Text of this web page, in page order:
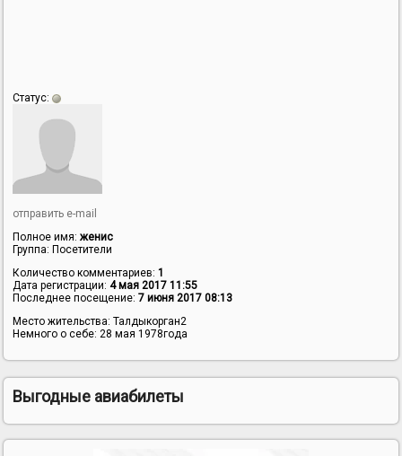
Статус:
отправить e-mail
Полное имя: женис
Группа: Посетители
Количество комментариев: 1
Дата регистрации: 4 мая 2017 11:55
Последнее посещение: 7 июня 2017 08:13
Место жительства: Талдыкорган2
Немного о себе: 28 мая 1978года
Выгодные авиабилеты